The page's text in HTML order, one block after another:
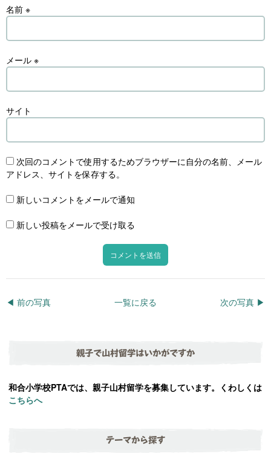
名前 ※
メール ※
サイト
次回のコメントで使用するためブラウザーに自分の名前、メール
アドレス、サイトを保存する。
新しいコメントをメールで通知
新しい投稿をメールで受け取る
◀︎ 前の写真 次の写真 ▶︎
一覧に戻る
親子で山村留学はいかがですか
和合小学校PTAでは、親子山村留学を募集しています。くわしくは
こちらへ
テーマから探す